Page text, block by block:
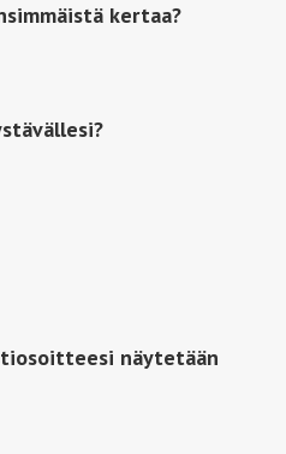
kertaa?
näytetään